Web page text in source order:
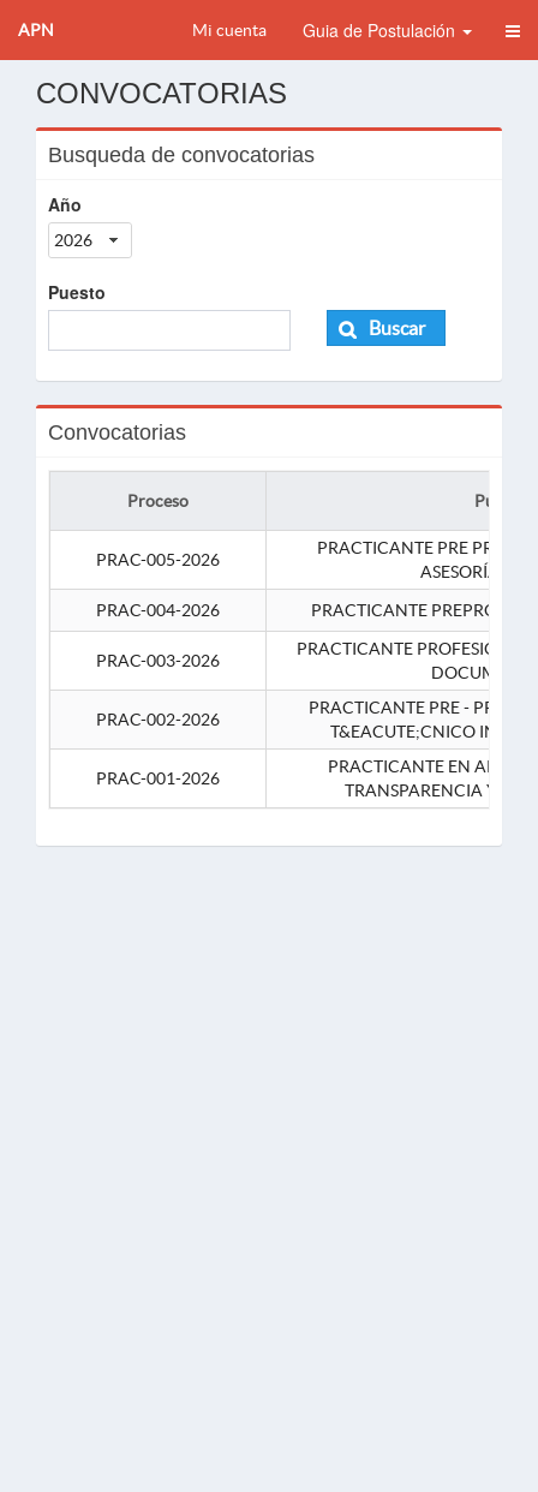
APN Mi cuenta Guia de Postulación
CONVOCATORIAS
Busqueda de convocatorias
Año
2026
Puesto
Buscar
Convocatorias
Proceso Puesto
PRAC-005-2026
PRACTICANTE PRE
ASESORÍA
PRAC-004-2026
PRACTICANTE
PRAC-003-2026
PRACTICANTE
PRAC-002-2026
PRACTICANTE PRE -
T&EACUTE;CNICO
PRAC-001-2026
PRACTICANTE EN APOYO
TRANSPARENCIA Y